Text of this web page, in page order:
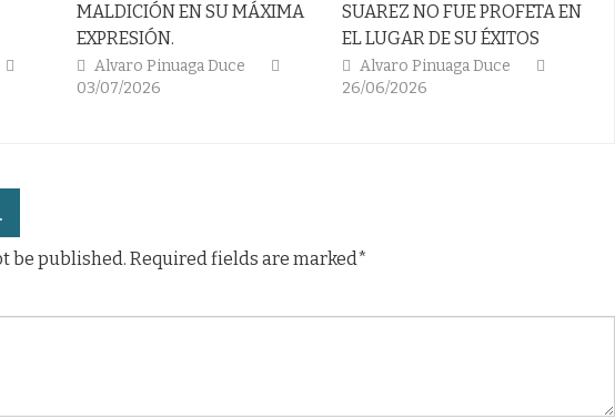
MALDICIÓN EN SU MÁXIMA
EXPRESIÓN.
Alvaro Pinuaga Duce
03/07/2026
SUAREZ NO FUE PROFETA EN
EL LUGAR DE SU ÉXITOS
Alvaro Pinuaga Duce
26/06/2026
be published. Required fields are marked*